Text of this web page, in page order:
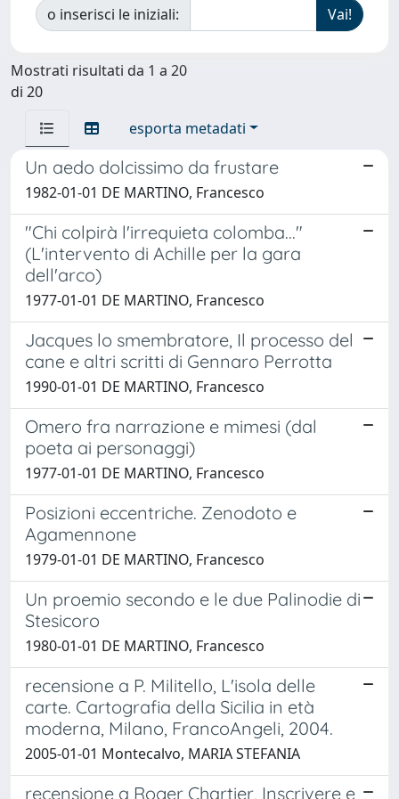
o inserisci le iniziali:
Mostrati risultati da 1 a 20
di 20
esporta metadati
Un aedo dolcissimo da frustare
1982-01-01 DE MARTINO, Francesco
"Chi colpirà l'irrequieta colomba..."
(L'intervento di Achille per la gara
dell'arco)
1977-01-01 DE MARTINO, Francesco
Jacques lo smembratore, Il processo del
cane e altri scritti di Gennaro Perrotta
1990-01-01 DE MARTINO, Francesco
Omero fra narrazione e mimesi (dal
poeta ai personaggi)
1977-01-01 DE MARTINO, Francesco
Posizioni eccentriche. Zenodoto e
Agamennone
1979-01-01 DE MARTINO, Francesco
Un proemio secondo e le due Palinodie di
Stesicoro
1980-01-01 DE MARTINO, Francesco
recensione a P. Militello, L'isola delle
carte. Cartografia della Sicilia in età
moderna, Milano, FrancoAngeli, 2004.
2005-01-01 Montecalvo, MARIA STEFANIA
recensione a Roger Chartier, Inscrivere e